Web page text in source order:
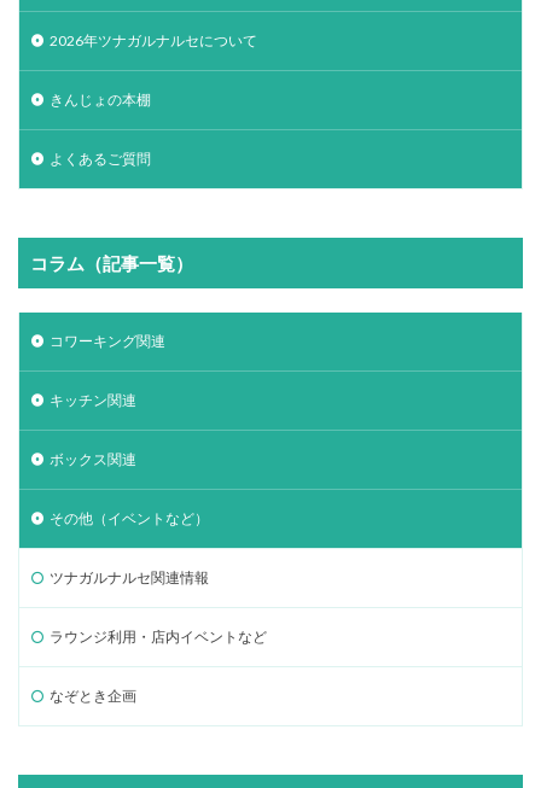
2026年ツナガルナルセについて
きんじょの本棚
よくあるご質問
コラム（記事一覧）
コワーキング関連
キッチン関連
ボックス関連
その他（イベントなど）
ツナガルナルセ関連情報
ラウンジ利用・店内イベントなど
なぞとき企画